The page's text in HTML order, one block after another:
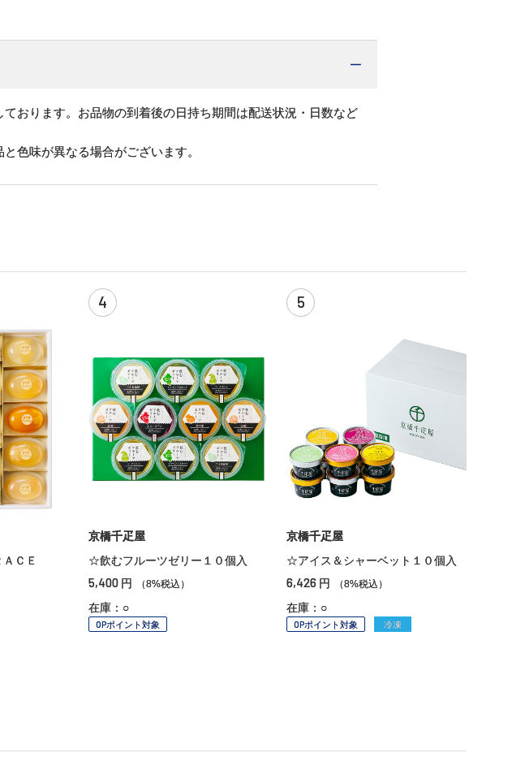
おります。お品物の到着後の日持ち期間は配送状況・日数など
色味が異なる場合がございます。
ＣＥ
4
京橋千疋屋
☆飲むフルーツゼリー１０個入
5,400 円 （8%税込）
在庫：○
OPポイント対象
5
京橋千疋屋
☆アイス＆シャーベット１０個入
6,426 円 （8%税込）
在庫：○
OPポイント対象 冷凍